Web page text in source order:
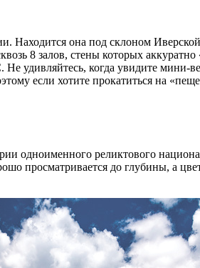
. Находится она под склоном
8 залов, стены которых
удивляйтесь, когда увидите
если хотите прокатиться на
одноименного реликтового
просматривается до глубины, а